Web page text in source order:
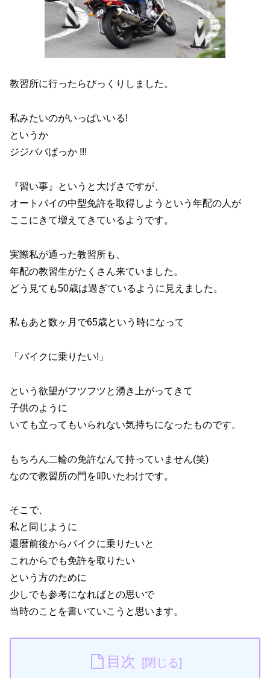
教習所に行ったらびっくりしました。
私みたいのがいっぱいいる!
というか
ジジババばっか !!!
『習い事』というと大げさですが、
オートバイの中型免許を取得しようという年配の人が
ここにきて増えてきているようです。
実際私が通った教習所も、
年配の教習生がたくさん来ていました。
どう見ても50歳は過ぎているように見えました。
私もあと数ヶ月で65歳という時になって
「バイクに乗りたい!」
という欲望がフツフツと湧き上がってきて
子供のように
いても立ってもいられない気持ちになったものです。
もちろん二輪の免許なんて持っていません(笑)
なので教習所の門を叩いたわけです。
そこで、
私と同じように
還暦前後からバイクに乗りたいと
これからでも免許を取りたい
という方のために
少しでも参考になればとの思いで
当時のことを書いていこうと思います。
目次